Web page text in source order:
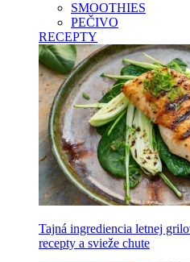
SMOOTHIES
PEČIVO
RECEPTY
Tajná ingrediencia letnej
recepty a svieže chute